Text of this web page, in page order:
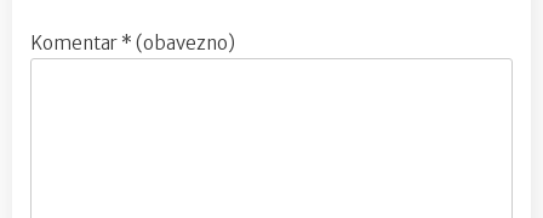
Komentar * (obavezno)